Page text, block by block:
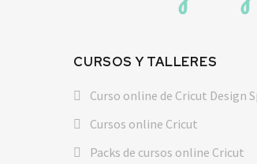
CURSOS Y TALLERES
Curso online de Cricut Design
Cursos online Cricut
Packs de cursos online Cricut